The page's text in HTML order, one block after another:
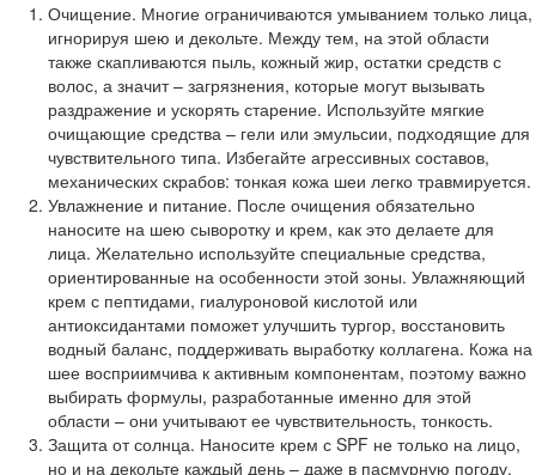
Очищение. Многие ограничиваются умыванием только лица,
игнорируя шею и декольте. Между тем, на этой области
также скапливаются пыль, кожный жир, остатки средств с
волос, а значит – загрязнения, которые могут вызывать
раздражение и ускорять старение. Используйте мягкие
очищающие средства – гели или эмульсии, подходящие для
чувствительного типа. Избегайте агрессивных составов,
механических скрабов: тонкая кожа шеи легко травмируется.
Увлажнение и питание. После очищения обязательно
наносите на шею сыворотку и крем, как это делаете для
лица. Желательно используйте специальные средства,
ориентированные на особенности этой зоны. Увлажняющий
крем с пептидами, гиалуроновой кислотой или
антиоксидантами поможет улучшить тургор, восстановить
водный баланс, поддерживать выработку коллагена. Кожа на
шее восприимчива к активным компонентам, поэтому важно
выбирать формулы, разработанные именно для этой
области – они учитывают ее чувствительность, тонкость.
Защита от солнца. Наносите крем с SPF не только на лицо,
но и на декольте каждый день – даже в пасмурную погоду.